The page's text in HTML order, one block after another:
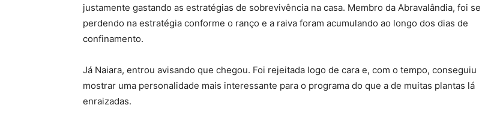
justamente gastando as estratégias de sobrevivência na casa. Membro da Abravalândia, foi se
perdendo na estratégia conforme o ranço e a raiva foram acumulando ao longo dos dias de
confinamento.
Já Naiara, entrou avisando que chegou. Foi rejeitada logo de cara e, com o tempo, conseguiu
mostrar uma personalidade mais interessante para o programa do que a de muitas plantas lá
enraizadas.